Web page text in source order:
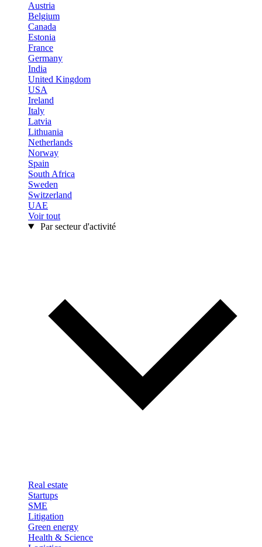
Austria
Belgium
Canada
Estonia
France
Germany
India
United Kingdom
USA
Ireland
Italy
Latvia
Lithuania
Netherlands
Norway
Spain
South Africa
Sweden
Switzerland
UAE
Voir tout
Par secteur d'activité
Real estate
Startups
SME
Litigation
Green energy
Health & Science